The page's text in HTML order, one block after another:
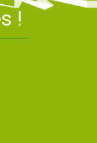
!